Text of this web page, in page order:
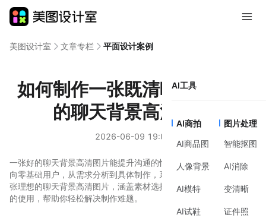
AI工具
AI商拍
AI商品图
人像背景
AI模特
AI试鞋
图片处理
智能抠图
AI消除
变清晰
证件照
美图设计室 文章专栏 平面设计案例
如何制作一张既清晰又有氛围
的聊天背景高清图片
2026-06-09 19:00
一张好的聊天背景高清图片能提升沟通的愉悦感和专业度。本文面
向零基础用户，从需求分析到具体制作，系统性地讲解如何获得一
张理想的聊天背景高清图片，涵盖素材选择、设计要点及效率工具
的使用，帮助你轻松解决制作难题。